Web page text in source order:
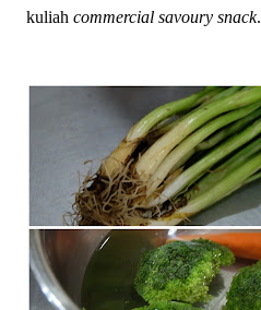
kuliah commercial savoury snack.